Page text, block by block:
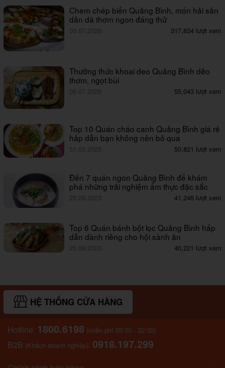
Chem chép biển Quảng Bình, món hải sản
dân dã thơm ngon đáng thử
03.07.2026 317,834 lượt xem
Thưởng thức khoai deo Quảng Bình dẻo
thơm, ngọt bùi
06.07.2026 55,043 lượt xem
Top 10 Quán cháo canh Quảng Bình giá rẻ
hấp dẫn bạn không nên bỏ qua
31.03.2025 50,821 lượt xem
Đến 7 quán ngon Quảng Bình để khám
phá những trải nghiệm ẩm thực đặc sắc
25.09.2023 41,246 lượt xem
Top 6 Quán bánh bột lọc Quảng Bình hấp
dẫn dành riêng cho hội sành ăn
25.09.2023 40,221 lượt xem
HỆ THỐNG CỬA HÀNG
Hotline: 1800.6198 (miễn phí 09:00 - 22:00)
B2B (Khách doanh nghiệp): 0918.197.299